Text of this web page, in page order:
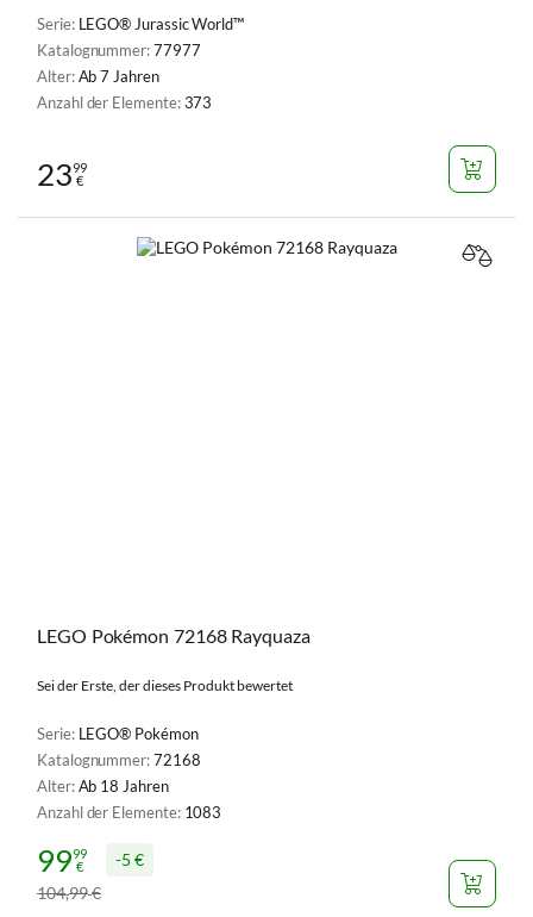
Serie: LEGO® Jurassic World™
Katalognummer:77977
Alter:Ab 7 Jahren
Anzahl der Elemente:373
2399
€
LEGO Pokémon 72168 Rayquaza
Sei der Erste, der dieses Produkt bewertet
Serie: LEGO® Pokémon
Katalognummer:72168
Alter:Ab 18 Jahren
Anzahl der Elemente: 1083
9999
€
5 €
104,99€